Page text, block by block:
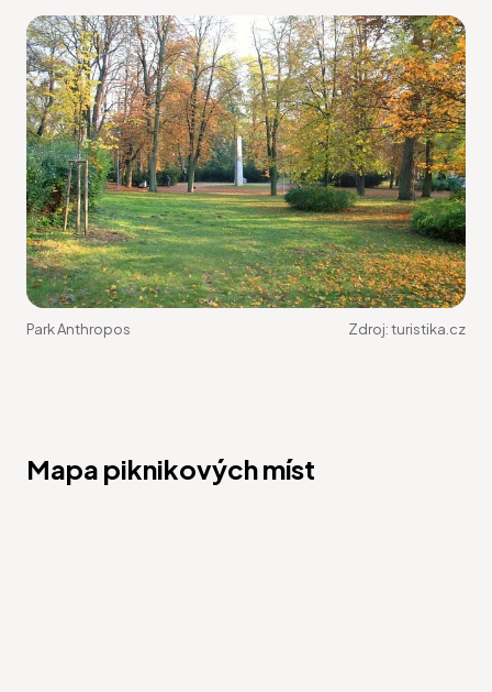
Park Anthropos Zdroj:turistika.cz
Mapa piknikových míst